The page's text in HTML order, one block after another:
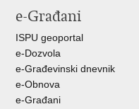
FacebookuTwitteru
e-Građani
ISPU geoportal
e-Dozvola
e-Građevinski dnevnik
e-Obnova
e-Građani